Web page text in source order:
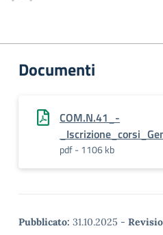
Documenti
COM.N.41_-
pdf - 1106 kb
Pubblicato: 31.10.2025 -